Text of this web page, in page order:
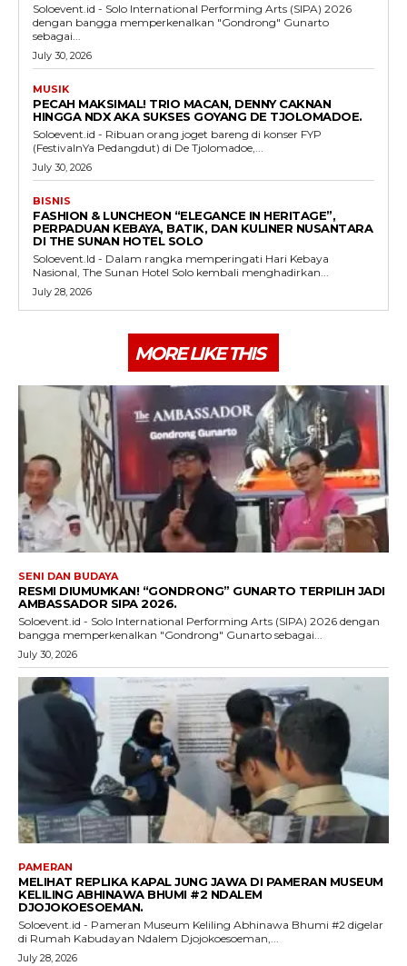
Soloevent.id - Solo International Performing Arts (SIPA) 2026
dengan bangga memperkenalkan "Gondrong" Gunarto
sebagai...
July 30, 2026
MUSIK
PECAH MAKSIMAL! TRIO MACAN, DENNY CAKNAN
HINGGA NDX AKA SUKSES GOYANG DE TJOLOMADOE.
Soloevent.id - Ribuan orang joget bareng di konser FYP
(FestivalnYa Pedangdut) di De Tjolomadoe,...
July 30, 2026
BISNIS
FASHION & LUNCHEON “ELEGANCE IN HERITAGE”,
PERPADUAN KEBAYA, BATIK, DAN KULINER NUSANTARA
DI THE SUNAN HOTEL SOLO
Soloevent.Id - Dalam rangka memperingati Hari Kebaya
Nasional, The Sunan Hotel Solo kembali menghadirkan...
July 28, 2026
MORE LIKE THIS
SENI DAN BUDAYA
RESMI DIUMUMKAN! “GONDRONG” GUNARTO TERPILIH JADI
AMBASSADOR SIPA 2026.
Soloevent.id - Solo International Performing Arts (SIPA) 2026 dengan
bangga memperkenalkan "Gondrong" Gunarto sebagai...
July 30, 2026
PAMERAN
MELIHAT REPLIKA KAPAL JUNG JAWA DI PAMERAN MUSEUM
KELILING ABHINAWA BHUMI #2 NDALEM
DJOJOKOESOEMAN.
Soloevent.id - Pameran Museum Keliling Abhinawa Bhumi #2 digelar
di Rumah Kabudayan Ndalem Djojokoesoeman,...
July 28, 2026